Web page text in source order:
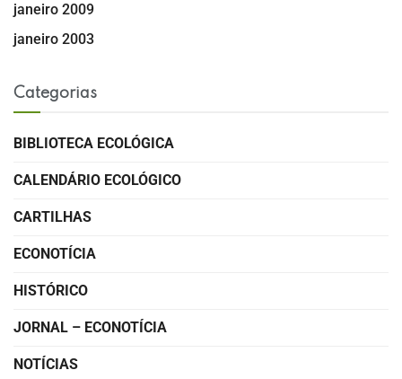
janeiro 2009
janeiro 2003
Categorias
BIBLIOTECA ECOLÓGICA
CALENDÁRIO ECOLÓGICO
CARTILHAS
ECONOTÍCIA
HISTÓRICO
JORNAL – ECONOTÍCIA
NOTÍCIAS